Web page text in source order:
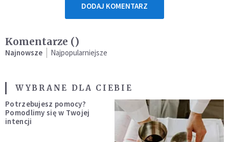
DODAJ KOMENTARZ
Komentarze ()
Najnowsze Najpopularniejsze
WYBRANE DLA CIEBIE
Potrzebujesz pomocy?
Pomodlimy się w Twojej
intencji